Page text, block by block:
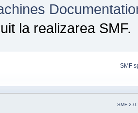
la realizarea SMF.
SMF
SMF